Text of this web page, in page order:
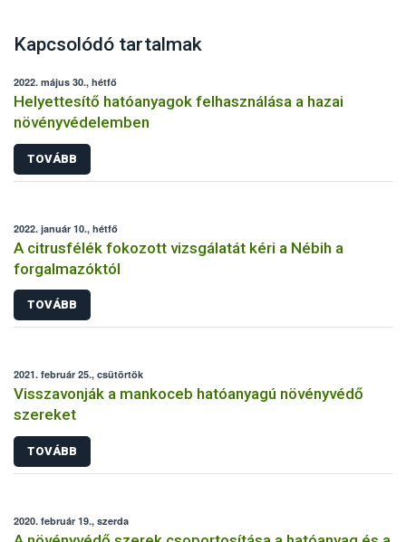
Kapcsolódó tartalmak
2022. május 30., hétfő
Helyettesítő hatóanyagok felhasználása a hazai
növényvédelemben
TOVÁBB
2022. január 10., hétfő
A citrusfélék fokozott vizsgálatát kéri a Nébih a
forgalmazóktól
TOVÁBB
2021. február 25., csütörtök
Visszavonják a mankoceb hatóanyagú növényvédő
szereket
TOVÁBB
2020. február 19., szerda